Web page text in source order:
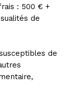
: 500 € +
de
de